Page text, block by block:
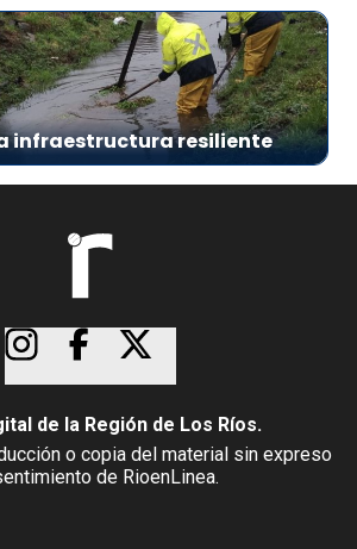
infraestructura resiliente
de la Región de Los Ríos.
o copia del material sin expreso
de RioenLinea.